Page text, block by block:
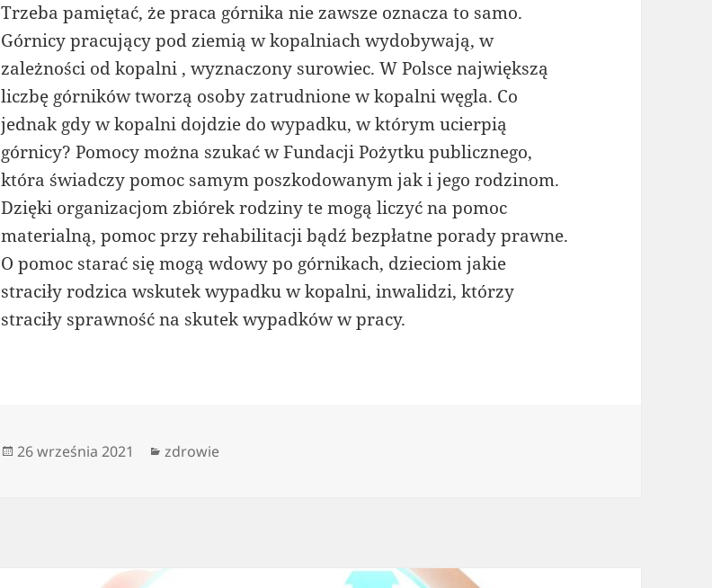
Trzeba pamiętać, że praca górnika nie zawsze oznacza to samo.
Górnicy pracujący pod ziemią w kopalniach wydobywają, w
zależności od kopalni , wyznaczony surowiec. W Polsce największą
liczbę górników tworzą osoby zatrudnione w kopalni węgla. Co
jednak gdy w kopalni dojdzie do wypadku, w którym ucierpią
górnicy? Pomocy można szukać w Fundacji Pożytku publicznego,
która świadczy pomoc samym poszkodowanym jak i jego rodzinom.
Dzięki organizacjom zbiórek rodziny te mogą liczyć na pomoc
materialną, pomoc przy rehabilitacji bądź bezpłatne porady prawne.
O pomoc starać się mogą wdowy po górnikach, dzieciom jakie
straciły rodzica wskutek wypadku w kopalni, inwalidzi, którzy
straciły sprawność na skutek wypadków w pracy.
Data
26 września 2021 Kategorie
zdrowie